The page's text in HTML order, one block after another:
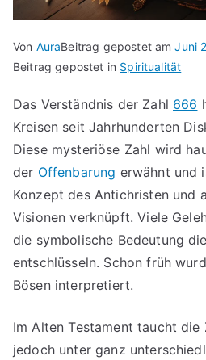
Von AuraBeitrag gepostet amJuni
Beitrag gepostet in Spiritualität
Das Verständnis der Zahl 666
Kreisen seit Jahrhunderten
Diese mysteriöse Zahl wird
der Offenbarung erwähnt und
Konzept des Antichristen und
Visionen verknüpft. Viele
die symbolische Bedeutung
entschlüsseln. Schon früh
Bösen interpretiert.
Im Alten Testament taucht die
jedoch unter ganz